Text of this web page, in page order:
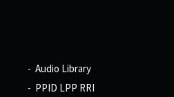
Audio Library
PPID LPP RRI